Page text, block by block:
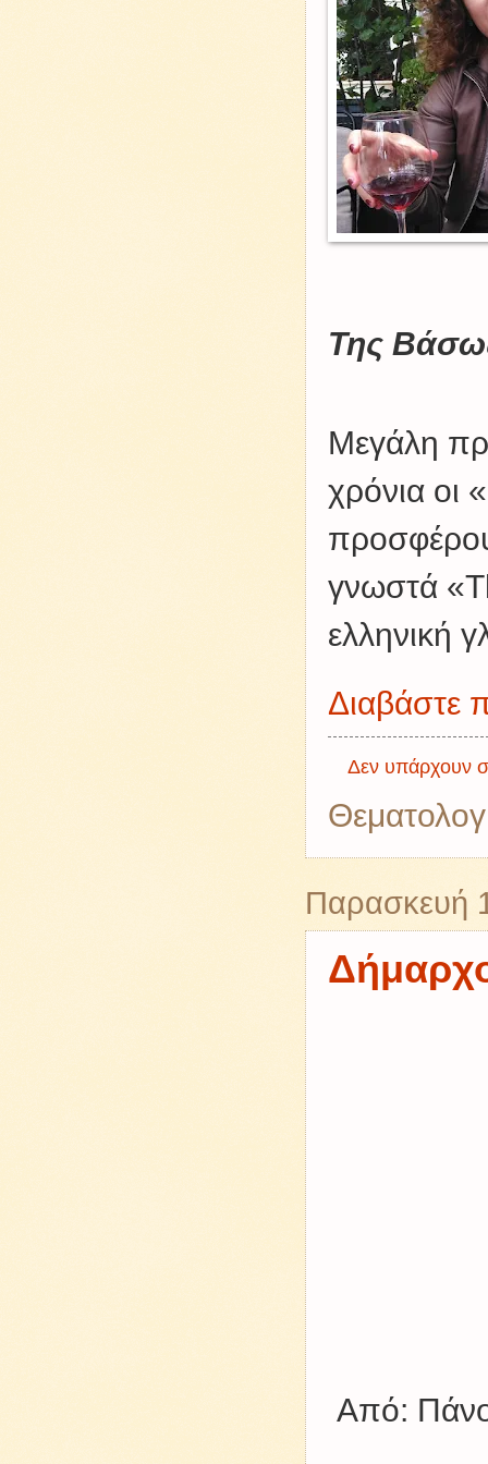
Της
Μεγάλη
χρόνια οι
γνωστά
ελληνική
Διαβάστε
Δεν υπάρχουν
Παρασκευή
Από: